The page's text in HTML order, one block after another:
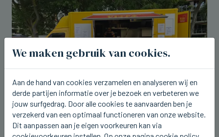
BREDENE
Vandaag laatste dag van het Hap
We maken gebruik van cookies.
Aan de hand van cookies verzamelen en analyseren wij en
derde partijen informatie over je bezoek en verbeteren we
jouw surfgedrag. Door alle cookies te aanvaarden ben je
verzekerd van een optimaal functioneren van onze website.
Dit aanpassen aan je eigen voorkeuren kan via